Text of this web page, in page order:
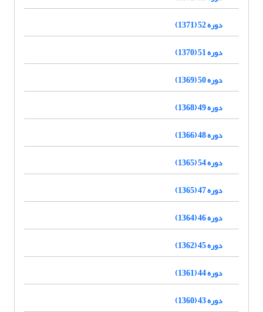
دوره 52 (1371)
دوره 51 (1370)
دوره 50 (1369)
دوره 49 (1368)
دوره 48 (1366)
دوره 54 (1365)
دوره 47 (1365)
دوره 46 (1364)
دوره 45 (1362)
دوره 44 (1361)
دوره 43 (1360)